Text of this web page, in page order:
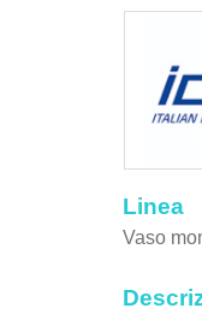
Linea
Vaso